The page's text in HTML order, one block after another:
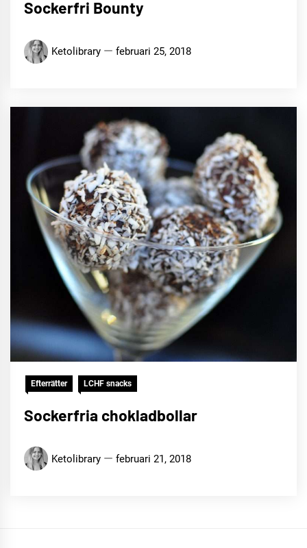
Sockerfri Bounty
Ketolibrary februari 25, 2018
Efterrätter LCHF snacks
Sockerfria chokladbollar
Ketolibrary februari 21, 2018